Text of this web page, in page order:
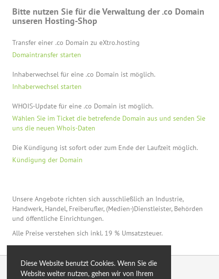
Diese Website benutzt Cookies. Wenn Sie die
Website weiter nutzen, gehen wir von Ihrem
Bitte nutzen Sie für die Verwaltung der .co Domain
unseren Hosting-Shop
Transfer einer .co Domain zu eXtro.hosting
Domaintransfer starten
Inhaberwechsel für eine .co Domain ist möglich.
Inhaberwechsel starten
WHOIS-Update für eine .co Domain ist möglich.
Wählen Sie im Ticket die betrefende Domain aus und senden Sie
uns die neuen Whois-Daten
Die Kündigung ist sofort oder zum Ende der Laufzeit möglich.
Kündigung der Domain
Unsere Angebote richten sich ausschließlich an Industrie,
Handwerk, Handel, Freiberufler, (Medien-)Dienstleister, Behörden
und öffentliche Einrichtungen.
Alle Preise verstehen sich inkl. 19 % Umsatzsteuer.
© 2026 by eXtro.hosting